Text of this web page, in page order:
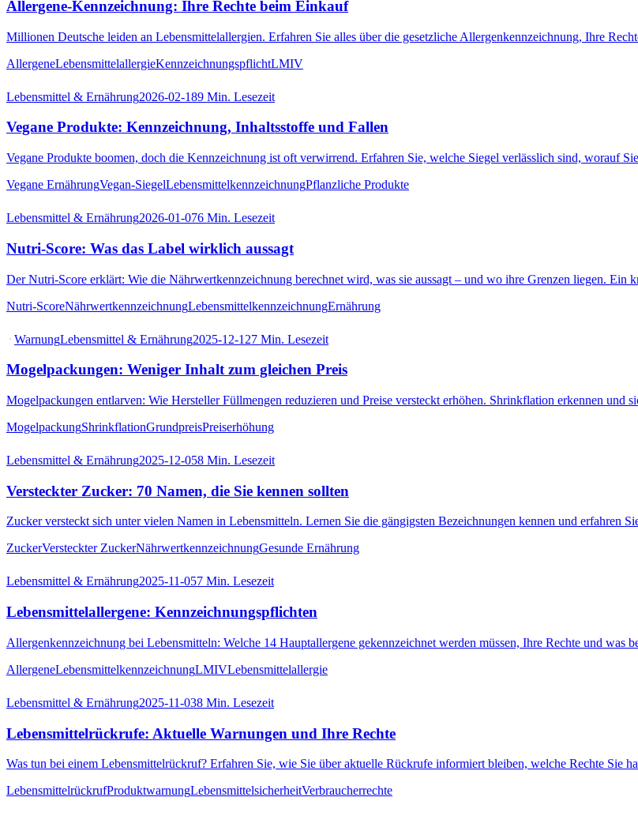
Allergene-Kennzeichnung: Ihre Rechte beim Einkauf
Millionen Deutsche leiden an Lebensmittelallergien. Erfahren Sie alles über die gesetzliche Allergenkennzeichnung, Ihre
AllergeneLebensmittelallergieKennzeichnungspflichtLMIV
Lebensmittel & Ernährung2026-02-189 Min. Lesezeit
Vegane Produkte: Kennzeichnung, Inhaltsstoffe und Fallen
Vegane Produkte boomen, doch die Kennzeichnung ist oft verwirrend. Erfahren Sie, welche Siegel verlässlich sind, worauf
Vegane ErnährungVegan-SiegelLebensmittelkennzeichnungPflanzliche Produkte
Lebensmittel & Ernährung2026-01-076 Min. Lesezeit
Nutri-Score: Was das Label wirklich aussagt
Der Nutri-Score erklärt: Wie die Nährwertkennzeichnung berechnet wird, was sie aussagt – und wo ihre Grenzen liegen. Ein
Nutri-ScoreNährwertkennzeichnungLebensmittelkennzeichnungErnährung
WarnungLebensmittel & Ernährung2025-12-127 Min. Lesezeit
Mogelpackungen: Weniger Inhalt zum gleichen Preis
Mogelpackungen entlarven: Wie Hersteller Füllmengen reduzieren und Preise versteckt erhöhen. Shrinkflation erkennen und
MogelpackungShrinkflationGrundpreisPreiserhöhung
Lebensmittel & Ernährung2025-12-058 Min. Lesezeit
Versteckter Zucker: 70 Namen, die Sie kennen sollten
Zucker versteckt sich unter vielen Namen in Lebensmitteln. Lernen Sie die gängigsten Bezeichnungen kennen und erfahren
ZuckerVersteckter ZuckerNährwertkennzeichnungGesunde Ernährung
Lebensmittel & Ernährung2025-11-057 Min. Lesezeit
Lebensmittelallergene: Kennzeichnungspflichten
Allergenkennzeichnung bei Lebensmitteln: Welche 14 Hauptallergene gekennzeichnet werden müssen, Ihre Rechte und was
AllergeneLebensmittelkennzeichnungLMIVLebensmittelallergie
Lebensmittel & Ernährung2025-11-038 Min. Lesezeit
Lebensmittelrückrufe: Aktuelle Warnungen und Ihre Rechte
Was tun bei einem Lebensmittelrückruf? Erfahren Sie, wie Sie über aktuelle Rückrufe informiert bleiben, welche Rechte Sie
LebensmittelrückrufProduktwarnungLebensmittelsicherheitVerbraucherrechte